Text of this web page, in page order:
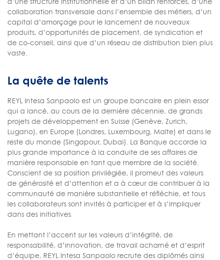
collaboration transversale dans l’ensemble des métiers, d’un
capital d’amorçage pour le lancement de nouveaux
produits, d’opportunités de placement, de syndication et
de co-conseil, ainsi que d’un réseau de distribution bien plus
vaste.
La quête de talents
REYL Intesa Sanpaolo est un groupe bancaire en plein essor
qui a lancé, au cours de la dernière décennie, de grands
projets de développement en Suisse (Genève, Zurich,
Lugano), en Europe (Londres, Luxembourg, Malte) et dans le
reste du monde (Singapour, Dubai). La Banque accorde la
plus grande importance à la conduite de ses affaires de
manière responsable en tant que membre de la société.
Conscient de sa position privilégiée, il promeut des valeurs
de générosité et d’attention et a à cœur de contribuer à la
communauté de manière substantielle et réfléchie, et tous
les collaborateurs sont invités à participer et à s’impliquer
dans des initiatives.
En mettant l’accent sur les valeurs d’intégrité, de
responsabilité, d’innovation, de travail acharné et d’esprit
d’équipe, REYL Intesa Sanpaolo recrute des diplômés ainsi